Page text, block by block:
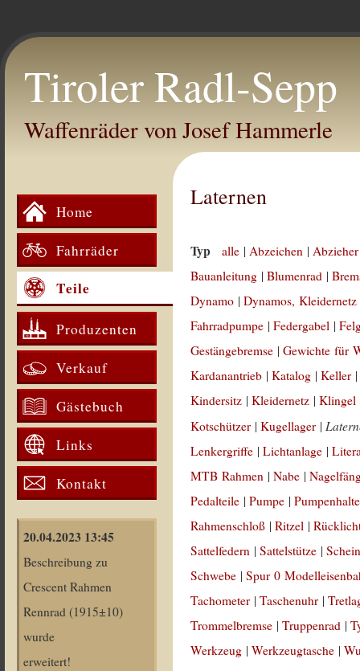
Tiroler Radl-Sepp
Waffenräder von Josef Hammerle
Home
Fahrräder
Teile
Produzenten
Verkauf
Gästebuch
Links
Kontakt
20.04.2023 13:45
Beschreibung zu
Crescent Rahmen
Rennrad (1915±10)
wurde
erweitert!
Laternen
Typ alle |Abzeichen |
Bauanleitung |Blumenrad |
Dynamo |Dynamos, Kleidernetz
Fahrradpumpe |Federgabel |
Gestängebremse |Gewichte für
Kardanantrieb |Katalog |Keller
Kindersitz |Kleidernetz |Klingel
Kotschützer |Kugellager |
Lenkergriffe |Lichtanlage |
MTB Rahmen |Nabe |
Pedalteile |Pumpe |
Rahmenschloß |Ritzel |
Sattelfedern |Sattelstütze |
Schwebe |Spur 0
Tachometer |Taschenuhr |
Trommelbremse |Truppenrad |
Werkzeug |Werkzeugtasche |